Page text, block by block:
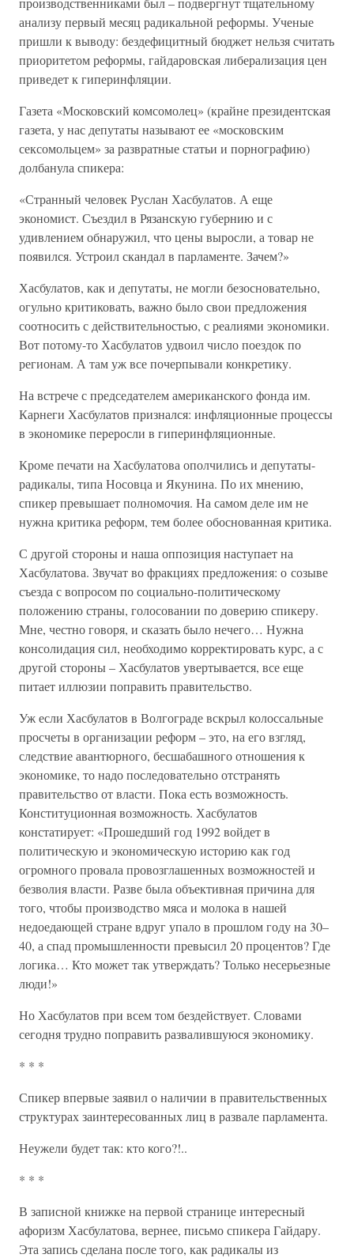
анализу первый месяц радикальной реформы. Ученые
пришли к выводу: бездефицитный бюджет нельзя считать
приоритетом реформы, гайдаровская либерализация цен
приведет к гиперинфляции.
Газета «Московский комсомолец» (крайне президентская
газета, у нас депутаты называют ее «московским
сексомольцем» за развратные статьи и порнографию)
долбанула спикера:
«Странный человек Руслан Хасбулатов. А еще
экономист. Съездил в Рязанскую губернию и с
удивлением обнаружил, что цены выросли, а товар не
появился. Устроил скандал в парламенте. Зачем?»
Хасбулатов, как и депутаты, не могли безосновательно,
огульно критиковать, важно было свои предложения
соотносить с действительностью, с реалиями экономики.
Вот потому-то Хасбулатов удвоил число поездок по
регионам. А там уж все почерпывали конкретику.
На встрече с председателем американского фонда им.
Карнеги Хасбулатов признался: инфляционные процессы
в экономике переросли в гиперинфляционные.
Кроме печати на Хасбулатова ополчились и депутаты-
радикалы, типа Носовца и Якунина. По их мнению,
спикер превышает полномочия. На самом деле им не
нужна критика реформ, тем более обоснованная критика.
С другой стороны и наша оппозиция наступает на
Хасбулатова. Звучат во фракциях предложения: о созыве
съезда с вопросом по социально-политическому
положению страны, голосовании по доверию спикеру.
Мне, честно говоря, и сказать было нечего… Нужна
консолидация сил, необходимо корректировать курс, а с
другой стороны – Хасбулатов увертывается, все еще
питает иллюзии поправить правительство.
Уж если Хасбулатов в Волгограде вскрыл колоссальные
просчеты в организации реформ – это, на его взгляд,
следствие авантюрного, бесшабашного отношения к
экономике, то надо последовательно отстранять
правительство от власти. Пока есть возможность.
Конституционная возможность. Хасбулатов
констатирует: «Прошедший год 1992 войдет в
политическую и экономическую историю как год
огромного провала провозглашенных возможностей и
безволия власти. Разве была объективная причина для
того, чтобы производство мяса и молока в нашей
недоедающей стране вдруг упало в прошлом году на 30–
40, а спад промышленности превысил 20 процентов? Где
логика… Кто может так утверждать? Только несерьезные
люди!»
Но Хасбулатов при всем том бездействует. Словами
сегодня трудно поправить развалившуюся экономику.
* * *
Спикер впервые заявил о наличии в правительственных
структурах заинтересованных лиц в развале парламента.
Неужели будет так: кто кого?!..
* * *
В записной книжке на первой странице интересный
афоризм Хасбулатова, вернее, письмо спикера Гайдару.
Эта запись сделана после того, как радикалы из